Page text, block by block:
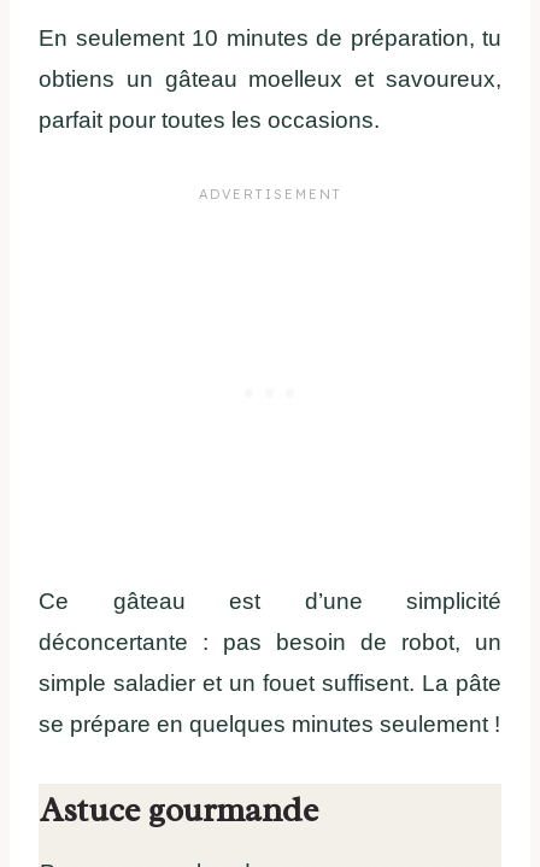
En seulement 10 minutes de préparation, tu
obtiens un gâteau moelleux et savoureux,
parfait pour toutes les occasions.
Ce gâteau est d’une simplicité
déconcertante : pas besoin de robot, un
simple saladier et un fouet suffisent. La pâte
se prépare en quelques minutes seulement !
Astuce gourmande